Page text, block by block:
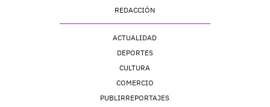
REDACCIÓN
ACTUALIDAD
DEPORTES
CULTURA
COMERCIO
PUBLIRREPORTAJES